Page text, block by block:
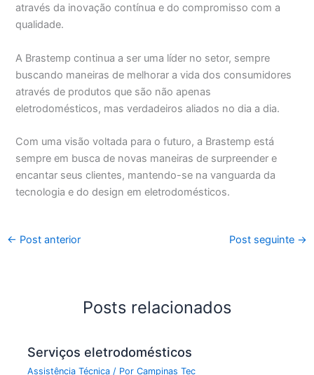
através da inovação contínua e do compromisso com a
qualidade.
A Brastemp continua a ser uma líder no setor, sempre
buscando maneiras de melhorar a vida dos consumidores
através de produtos que são não apenas
eletrodomésticos, mas verdadeiros aliados no dia a dia.
Com uma visão voltada para o futuro, a Brastemp está
sempre em busca de novas maneiras de surpreender e
encantar seus clientes, mantendo-se na vanguarda da
tecnologia e do design em eletrodomésticos.
← Post anterior Post seguinte →
Posts relacionados
Serviços eletrodomésticos
Assistência Técnica / PorCampinas Tec